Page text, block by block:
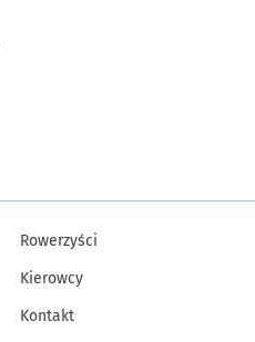
Rowerzyści
Kierowcy
Kontakt